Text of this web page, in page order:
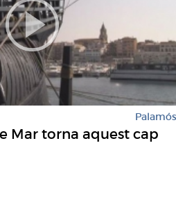
Palamós
Mar torna aquest cap